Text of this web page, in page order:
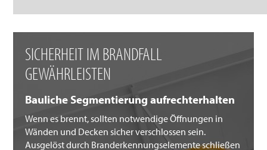
SICHERHEIT IM BRANDFALL
GEWÄHRLEISTEN
Bauliche Segmentierung aufrechterhalten
Wenn es brennt, sollten notwendige Öffnungen in
Wänden und Decken sicher verschlossen sein.
Ausgelöst durch Branderkennungselemente schließen